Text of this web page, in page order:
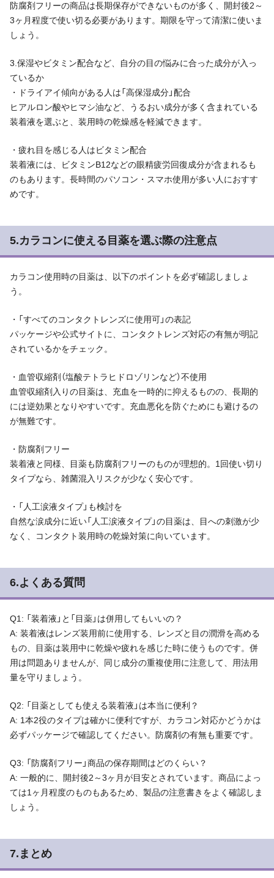
防腐剤フリーの商品は長期保存ができないものが多く、開封後2～
3ヶ月程度で使い切る必要があります。期限を守って清潔に使いま
しょう。
3.保湿やビタミン配合など、自分の目の悩みに合った成分が入っ
ているか
・ドライアイ傾向がある人は「高保湿成分」配合
ヒアルロン酸やヒマシ油など、うるおい成分が多く含まれている
装着液を選ぶと、装用時の乾燥感を軽減できます。
・疲れ目を感じる人はビタミン配合
装着液には、ビタミンB12などの眼精疲労回復成分が含まれるも
のもあります。長時間のパソコン・スマホ使用が多い人におすす
めです。
5.カラコンに使える目薬を選ぶ際の注意点
カラコン使用時の目薬は、以下のポイントを必ず確認しましょ
う。
・「すべてのコンタクトレンズに使用可」の表記
パッケージや公式サイトに、コンタクトレンズ対応の有無が明記
されているかをチェック。
・血管収縮剤（塩酸テトラヒドロゾリンなど）不使用
血管収縮剤入りの目薬は、充血を一時的に抑えるものの、長期的
には逆効果となりやすいです。充血悪化を防ぐためにも避けるの
が無難です。
・防腐剤フリー
装着液と同様、目薬も防腐剤フリーのものが理想的。1回使い切り
タイプなら、雑菌混入リスクが少なく安心です。
・「人工涙液タイプ」も検討を
自然な涙成分に近い「人工涙液タイプ」の目薬は、目への刺激が少
なく、コンタクト装用時の乾燥対策に向いています。
6.よくある質問
Q1: 「装着液」と「目薬」は併用してもいいの？
A: 装着液はレンズ装用前に使用する、レンズと目の潤滑を高める
もの、目薬は装用中に乾燥や疲れを感じた時に使うものです。併
用は問題ありませんが、同じ成分の重複使用に注意して、用法用
量を守りましょう。
Q2: 「目薬としても使える装着液」は本当に便利？
A: 1本2役のタイプは確かに便利ですが、カラコン対応かどうかは
必ずパッケージで確認してください。防腐剤の有無も重要です。
Q3: 「防腐剤フリー」商品の保存期間はどのくらい？
A: 一般的に、開封後2～3ヶ月が目安とされています。商品によっ
ては1ヶ月程度のものもあるため、製品の注意書きをよく確認しま
しょう。
7.まとめ